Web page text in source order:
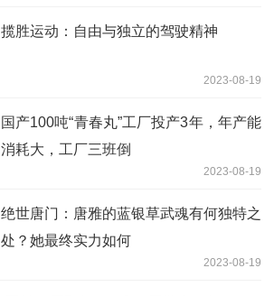
揽胜运动：自由与独立的驾驶精神
2023-08-19
国产100吨“青春丸”工厂投产3年，年产能
消耗大，工厂三班倒
2023-08-19
绝世唐门：唐雅的蓝银草武魂有何独特之
处？她最终实力如何
2023-08-19